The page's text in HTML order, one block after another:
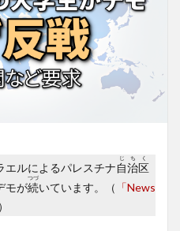
エルによるパレスチナ自
じ
治
ち
区
く
モが続
つづ
いています。（ 「News